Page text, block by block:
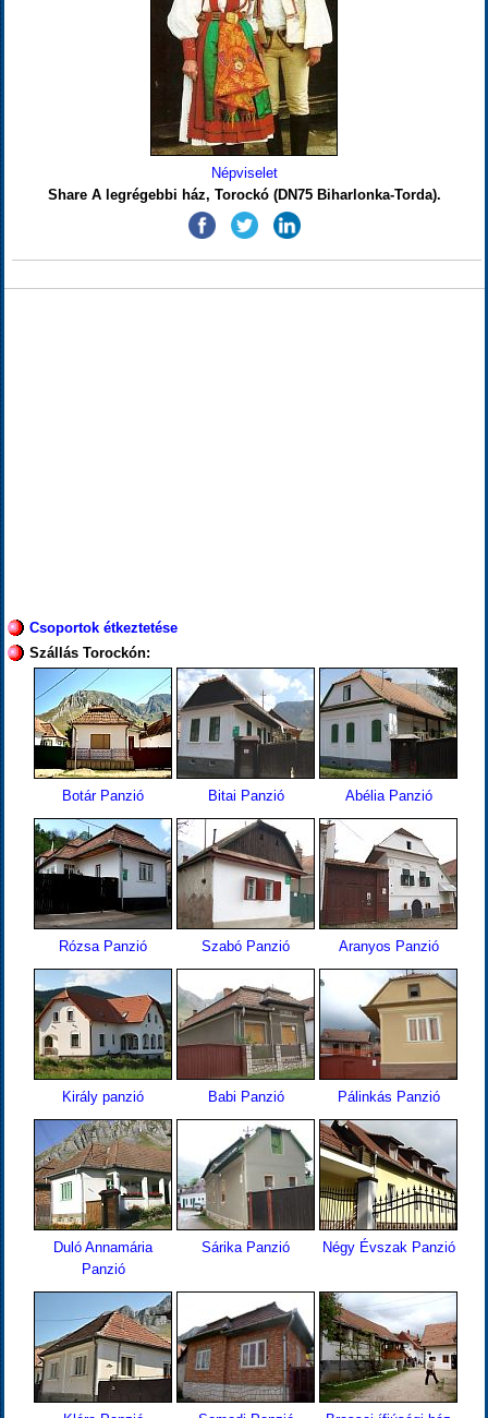
Népviselet
Share A legrégebbi ház, Torockó (DN75 Biharlonka-Torda).
Csoportok étkeztetése
Szállás Torockón:
Botár Panzió Bitai Panzió Abélia Panzió
Rózsa Panzió Szabó Panzió Aranyos Panzió
Király panzió Babi Panzió Pálinkás Panzió
Duló Annamária
Panzió
Sárika Panzió Négy Évszak Panzió